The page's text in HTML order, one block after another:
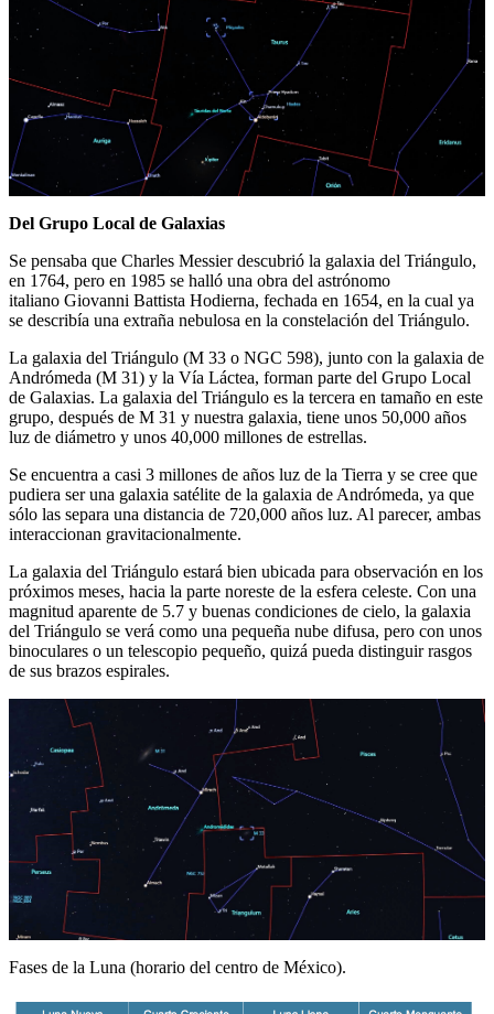
Del Grupo Local de Galaxias
Se pensaba que Charles Messier descubrió la galaxia del Triángulo,
en 1764, pero en 1985 se halló una obra del astrónomo
italiano Giovanni Battista Hodierna, fechada en 1654, en la cual ya
se describía una extraña nebulosa en la constelación del Triángulo.
La galaxia del Triángulo (M 33 o NGC 598), junto con la galaxia de
Andrómeda (M 31) y la Vía Láctea, forman parte del Grupo Local
de Galaxias. La galaxia del Triángulo es la tercera en tamaño en este
grupo, después de M 31 y nuestra galaxia, tiene unos 50,000 años
luz de diámetro y unos 40,000 millones de estrellas.
Se encuentra a casi 3 millones de años luz de la Tierra y se cree que
pudiera ser una galaxia satélite de la galaxia de Andrómeda, ya que
sólo las separa una distancia de 720,000 años luz. Al parecer, ambas
interaccionan gravitacionalmente.
La galaxia del Triángulo estará bien ubicada para observación en los
próximos meses, hacia la parte noreste de la esfera celeste. Con una
magnitud aparente de 5.7 y buenas condiciones de cielo, la galaxia
del Triángulo se verá como una pequeña nube difusa, pero con unos
binoculares o un telescopio pequeño, quizá pueda distinguir rasgos
de sus brazos espirales.
Fases de la Luna (horario del centro de México).